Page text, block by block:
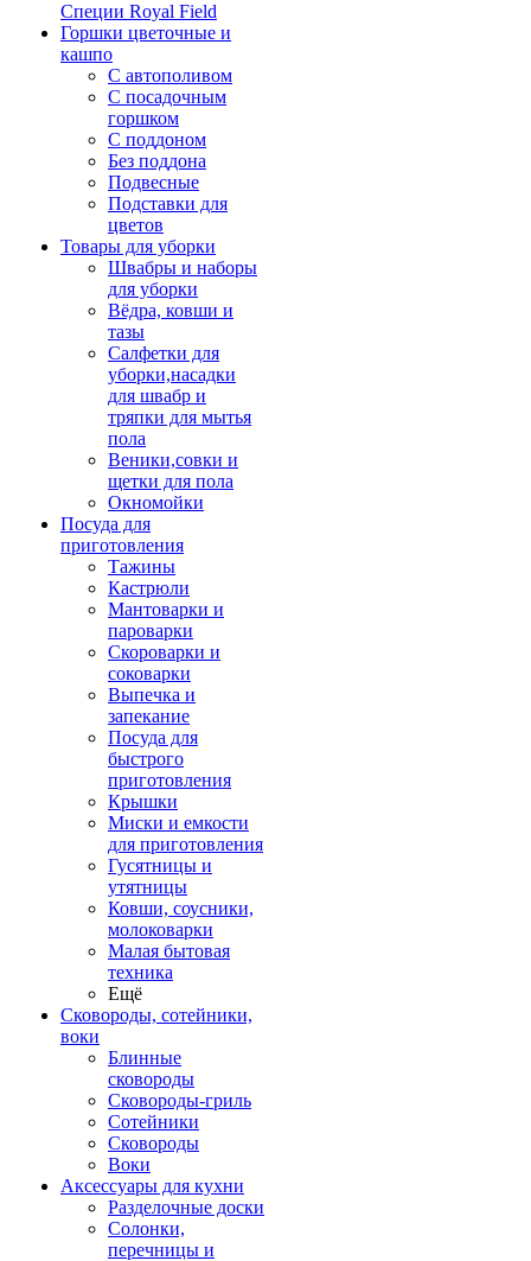
Специи Royal Field
Горшки цветочные и
кашпо
С автополивом
С посадочным
горшком
С поддоном
Без поддона
Подвесные
Подставки для
цветов
Товары для уборки
Швабры и наборы
для уборки
Вёдра, ковши и
тазы
Салфетки для
уборки,насадки
для швабр и
тряпки для мытья
пола
Веники,совки и
щетки для пола
Окномойки
Посуда для
приготовления
Тажины
Кастрюли
Мантоварки и
пароварки
Скороварки и
соковарки
Выпечка и
запекание
Посуда для
быстрого
приготовления
Крышки
Миски и емкости
для приготовления
Гусятницы и
утятницы
Ковши, соусники,
молоковарки
Малая бытовая
техника
Ещё
Сковороды, сотейники,
воки
Блинные
сковороды
Сковороды-гриль
Сотейники
Сковороды
Воки
Аксессуары для кухни
Разделочные доски
Солонки,
перечницы и